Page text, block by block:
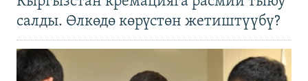
салды. Өлкөдө көрүстөн жетиштүүбү?